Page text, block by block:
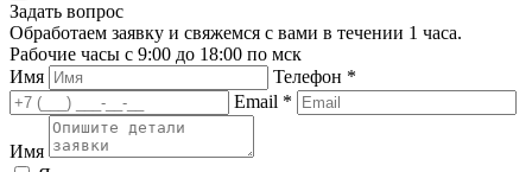
Задать вопрос
Обработаем заявку и свяжемся с вами в течении 1 часа.
Рабочие часы с 9:00 до 18:00 по мск
Имя
Телефон *
Email *
Имя